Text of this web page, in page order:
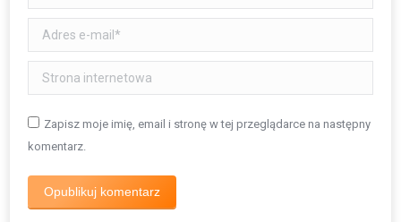
Adres e-mail *
Strona internetowa
Zapisz moje imię, email i stronę w tej przeglądarce na następny
komentarz.
Opublikuj komentarz